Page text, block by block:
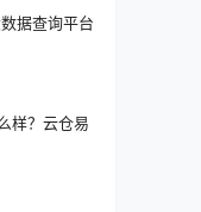
据查询平台
样？云仓易